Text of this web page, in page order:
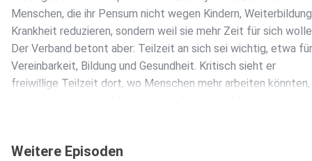
Menschen, die ihr Pensum nicht wegen Kindern,
Krankheit reduzieren, sondern weil sie mehr Zeit für sich
Der Verband betont aber: Teilzeit an sich sei wichtig, etwa für
Vereinbarkeit, Bildung und Gesundheit. Kritisch sieht er
freiwillige Teilzeit dort, wo Menschen mehr arbeiten könnten,
Gewerkschaftsbund hält dagegen: Viele Menschen
Weitere Episoden